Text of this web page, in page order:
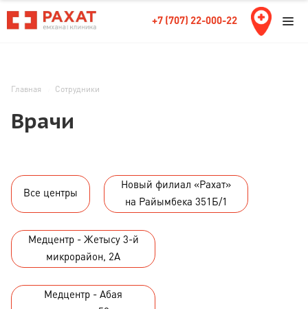
+7 (707) 22-000-22
Главная Сотрудники
Врачи
Все центры
Новый филиал «Рахат»
на Райымбека 351Б/1
Медцентр - Жетысу 3-й
микрорайон, 2А
Медцентр - Абая